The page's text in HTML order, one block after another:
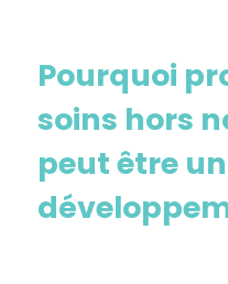
Pourquoi
soins hors
peut être